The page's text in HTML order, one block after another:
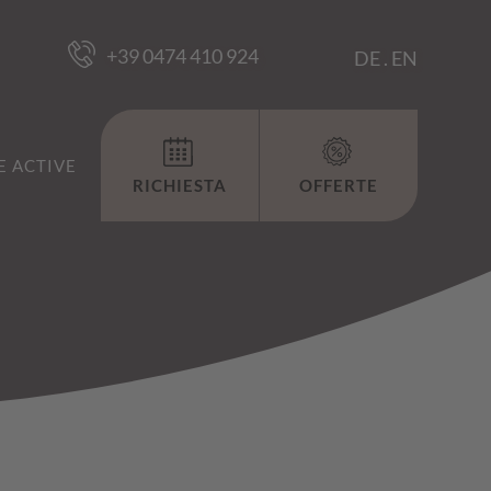
+39 0474 410 924 DE. EN
RICHIESTA OFFERTE
ACTIVE